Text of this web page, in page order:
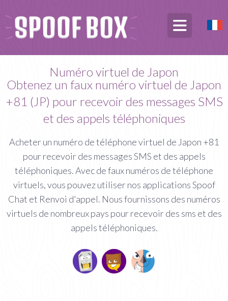
Numéro virtuel de Japon
Obtenez un faux numéro virtuel de Japon
+81 (JP) pour recevoir des messages SMS
et des appels téléphoniques
Acheter un numéro de téléphone virtuel de Japon +81
pour recevoir des messages SMS et des appels
téléphoniques. Avec de faux numéros de téléphone
virtuels, vous pouvez utiliser nos applications Spoof
Chat et Renvoi d'appel. Nous fournissons des numéros
virtuels de nombreux pays pour recevoir des sms et des
appels téléphoniques.